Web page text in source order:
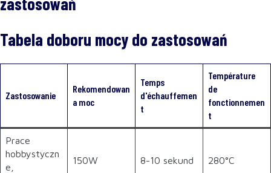
Tabela doboru mocy do zastosowań
Zastosowanie
Rekomendowan
a moc
Temps
d'échauffemen
t
Température
de
fonctionnemen
t
Prace
hobbystyczn
e,
150W 8-10 sekund 280°C